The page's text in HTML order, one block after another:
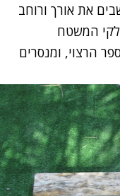
את אורך ורוחב
המשטח
הרצוי, ומנסרים